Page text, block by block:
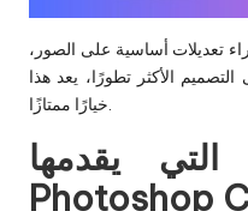
تعديلات أساسية على الصور،
الأكثر تطورًا، يعد هذا
خيارًا ممتازًا.
التي يقدمها